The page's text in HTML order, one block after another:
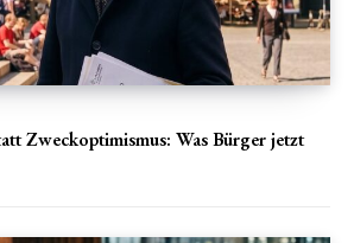
Zweckoptimismus: Was Bürger jetzt